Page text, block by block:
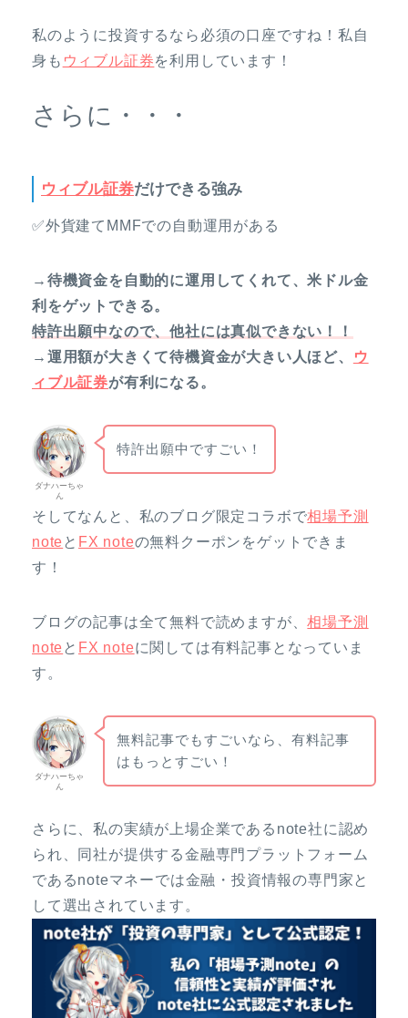
私のように投資するなら必須の口座ですね！私自
身も ウィブル証券を利用しています！
さらに・・・
ウィブル証券だけできる強み
✅外貨建てMMFでの自動運用がある
→待機資金を自動的に運用してくれて、米ドル金
利をゲットできる。
特許出願中なので、他社には真似できない！！
→運用額が大きくて待機資金が大きい人ほど、
ウ
ィブル証券が有利になる。
ダナハーちゃ
ん
特許出願中ですごい！
そしてなんと、私のブログ限定コラボで相場予測
note と FX noteの無料クーポンをゲットできま
す！
ブログの記事は全て無料で読めますが、相場予測
note と FX noteに関しては有料記事となっていま
す。
ダナハーちゃ
ん
無料記事でもすごいなら、有料記事
はもっとすごい！
さらに、私の実績が上場企業であるnote社に認め
られ、同社が提供する金融専門プラットフォーム
であるnoteマネーでは金融・投資情報の専門家と
して選出されています。